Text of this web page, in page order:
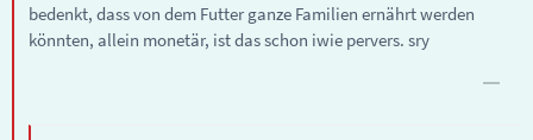
bedenkt, dass von dem Futter ganze Familien ernährt werden
könnten, allein monetär, ist das schon iwie pervers. sry